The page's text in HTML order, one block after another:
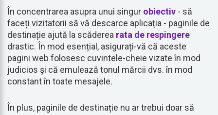
În concentrarea asupra unui singur obiectiv - să
faceți vizitatorii să vă descarce aplicația - paginile de
destinație ajută la scăderea rata de respingere
drastic. În mod esențial, asigurați-vă că aceste
pagini web folosesc cuvintele-cheie vizate în mod
judicios și că emulează tonul mărcii dvs. în mod
constant în toate mesajele.
În plus, paginile de destinație nu ar trebui doar să